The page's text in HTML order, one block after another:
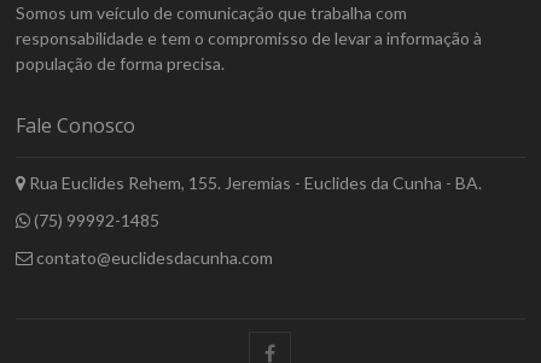
Somos um veículo de comunicação que trabalha com
responsabilidade e tem o compromisso de levar a informação à
população de forma precisa.
Fale Conosco
Rua Euclides Rehem, 155. Jeremias - Euclides da Cunha - BA.
(75) 99992-1485
contato@euclidesdacunha.com
facebook